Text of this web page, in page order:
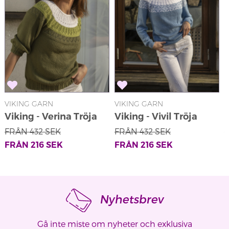
VIKING GARN
Viking - Verina Tröja
2215-8
FRÅN 432SEK
FRÅN 216SEK
VIKING GARN
Viking - Vivil Tröja
2215-3
FRÅN 432SEK
FRÅN 216SEK
Nyhetsbrev
Gå inte miste om nyheter och exklusiva